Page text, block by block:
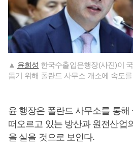
▲ 윤희성 한국수출입은행장(사진)이
돕기 위해 폴란드 사무소 개소에 속도
윤 행장은 폴란드 사무소를 통
떠오르고 있는 방산과 원전산업
을 실을 것으로 보인다.